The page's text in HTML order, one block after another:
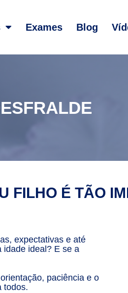
Exames Blog
FILHO É TÃO
expectativas e até
idade ideal? E se a
paciência e o
todos.